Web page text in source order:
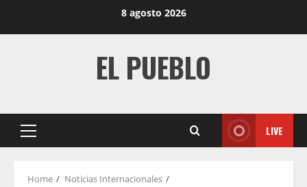
8 agosto 2026
EL PUEBLO
Primary
LIVE
Home
Noticias Internacionales